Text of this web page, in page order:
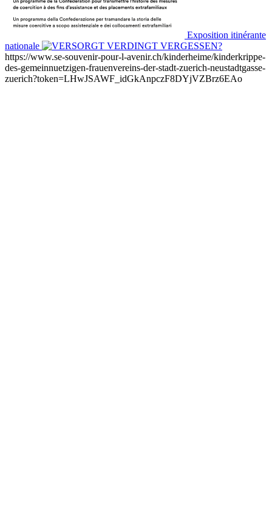
Exposition itinérante
nationale
https://www.se-souvenir-pour-l-avenir.ch/kinderheime/kinderkrippe-
des-gemeinnuetzigen-frauenvereins-der-stadt-zuerich-neustadtgasse-
zuerich?token=LHwJSAWF_idGkAnpczF8DYjVZBrz6EAo